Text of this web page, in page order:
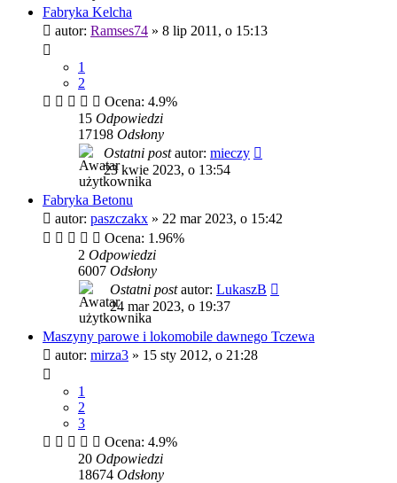
Fabryka Kelcha
autor: Ramses74 » 8 lip 2011, o 15:13
1
2
Ocena: 4.9%
15 Odpowiedzi
17198 Odsłony
Ostatni postautor: mieczy
23 kwie 2023, o 13:54
Fabryka Betonu
autor: paszczakx » 22 mar 2023, o 15:42
Ocena: 1.96%
2 Odpowiedzi
6007 Odsłony
Ostatni postautor: LukaszB
24 mar 2023, o 19:37
Maszyny parowe i lokomobile dawnego Tczewa
autor: mirza3 » 15 sty 2012, o 21:28
1
2
3
Ocena: 4.9%
20 Odpowiedzi
18674 Odsłony